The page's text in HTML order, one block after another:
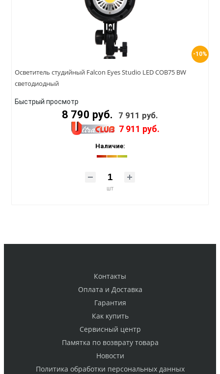
-10%
Осветитель студийный Falcon Eyes Studio LED COB75 BW
светодиодный
Быстрый просмотр
8 790 руб. 7 911 руб.
7 911 руб.
Наличие:
шт
Контакты
Оплата и Доставка
Гарантия
Как купить
Cервисный центр
Памятка по возврату товара
Новости
Политика обработки персональных данных